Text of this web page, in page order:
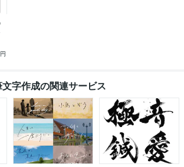
円
字作成の関連サービス